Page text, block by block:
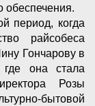
обеспечения.
период, когда
райсобеса
Гончарову в
она стала
Розы
бытовой